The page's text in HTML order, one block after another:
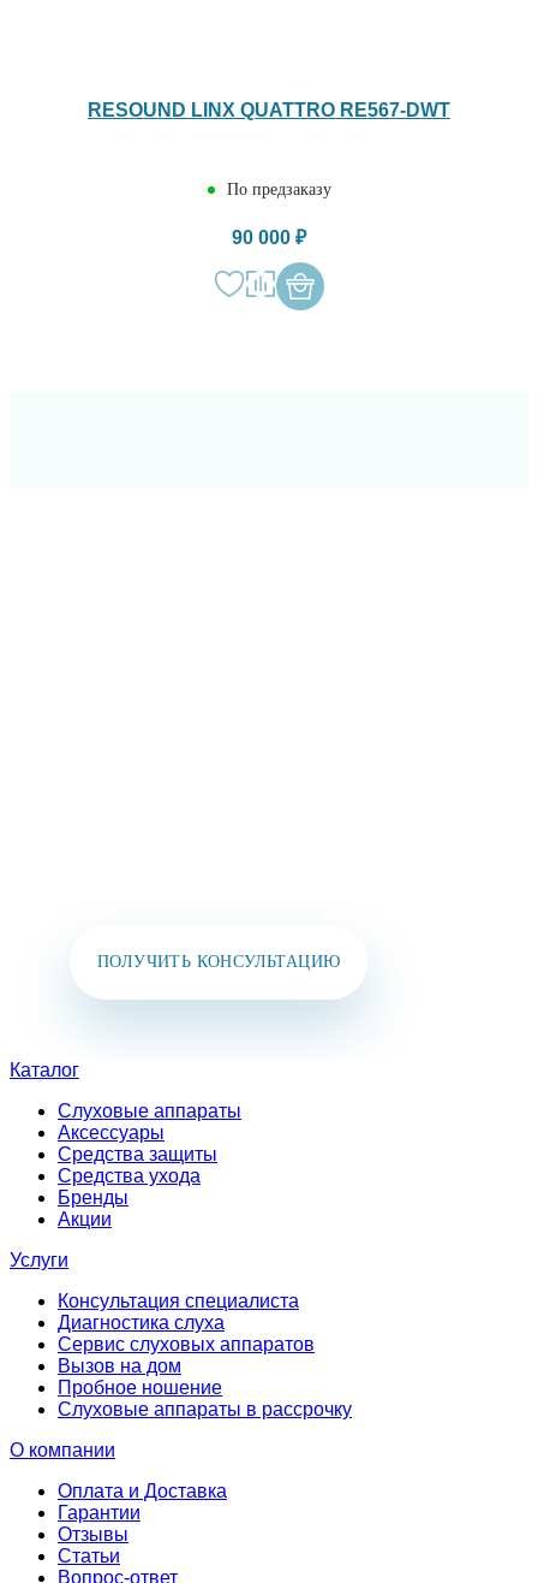
RESOUND LINX QUATTRO RE567-DWT
По предзаказу
90 000 ₽
ПОЛУЧИТЬ КОНСУЛЬТАЦИЮ
Каталог
Слуховые аппараты
Аксессуары
Средства защиты
Средства ухода
Бренды
Акции
Услуги
Консультация специалиста
Диагностика слуха
Сервис слуховых аппаратов
Вызов на дом
Пробное ношение
Слуховые аппараты в рассрочку
О компании
Оплата и Доставка
Гарантии
Отзывы
Статьи
Вопрос-ответ